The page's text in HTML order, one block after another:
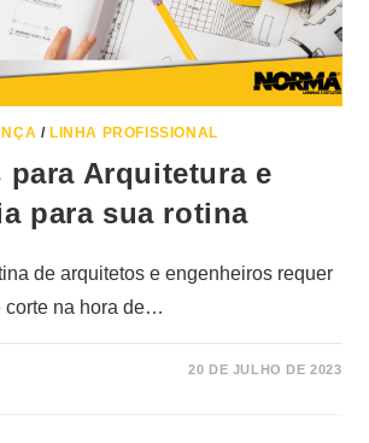
/ LINHA PROFISSIONAL
para Arquitetura e
para sua rotina
de arquitetos e engenheiros requer
corte na hora de…
20 DE JULHO DE 2023